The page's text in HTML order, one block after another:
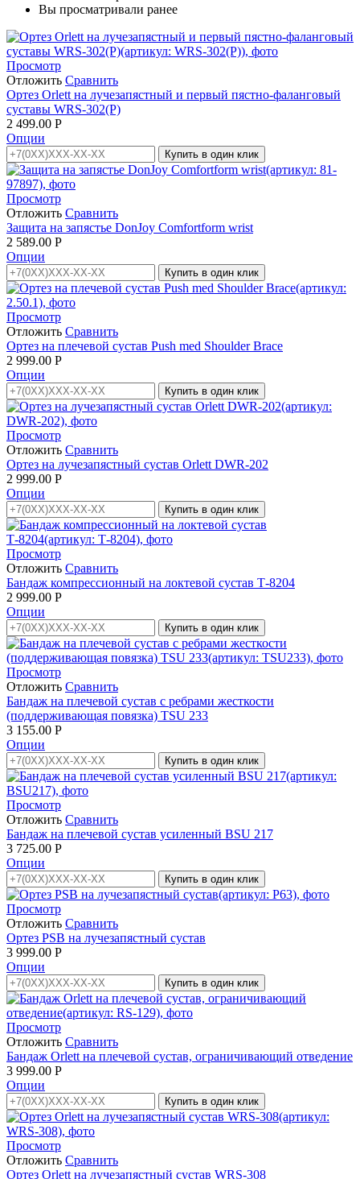
Вы просматривали ранее
Просмотр
Отложить Сравнить
Ортез Orlett на лучезапястный и первый пястно-фаланговый
суставы WRS-302(P)
2 499.00 Р
Опции
Купить в один клик
Просмотр
Отложить Сравнить
Защита на запястье DonJoy Comfortform wrist
2 589.00 Р
Опции
Купить в один клик
Просмотр
Отложить Сравнить
Ортез на плечевой сустав Push med Shoulder Brace
2 999.00 Р
Опции
Купить в один клик
Просмотр
Отложить Сравнить
Ортез на лучезапястный сустав Orlett DWR-202
2 999.00 Р
Опции
Купить в один клик
Просмотр
Отложить Сравнить
Бандаж компрессионный на локтевой сустав Т-8204
2 999.00 Р
Опции
Купить в один клик
Просмотр
Отложить Сравнить
Бандаж на плечевой сустав с ребрами жесткости
(поддерживающая повязка) TSU 233
3 155.00 Р
Опции
Купить в один клик
Просмотр
Отложить Сравнить
Бандаж на плечевой сустав усиленный BSU 217
3 725.00 Р
Опции
Купить в один клик
Просмотр
Отложить Сравнить
Ортез PSB на лучезапястный сустав
3 999.00 Р
Опции
Купить в один клик
Просмотр
Отложить Сравнить
Бандаж Orlett на плечевой сустав, ограничивающий отведение
3 999.00 Р
Опции
Купить в один клик
Просмотр
Отложить Сравнить
Ортез Orlett на лучезапястный сустав WRS-308